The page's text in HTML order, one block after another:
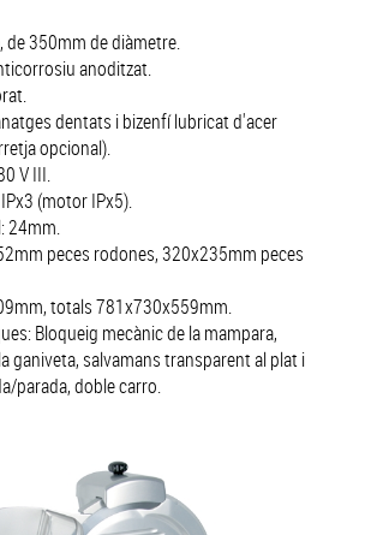
de 350mm de diàmetre.
anoditzat.
dentats i bizenfí lubricat d'acer
opcional).
V III.
(motor IPx5).
24mm.
peces rodones, 320x235mm peces
totals 781x730x559mm.
Bloqueig mecànic de la mampara,
ganiveta, salvamans transparent al plat i
parada, doble carro.